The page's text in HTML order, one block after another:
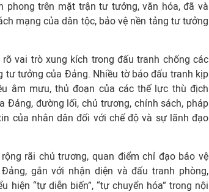
phong trên mặt trận tư tưởng, văn hóa, đã và
mạng của dân tộc, bảo vệ nền tảng tư tưởng
vai trò xung kích trong đấu tranh chống các
tư tưởng của Đảng. Nhiều tờ báo đấu tranh kịp
âm mưu, thủ đoạn của các thế lực thù địch
Đảng, đường lối, chủ trương, chính sách, pháp
của nhân dân đối với chế độ và sự lãnh đạo
rãi chủ trương, quan điểm chỉ đạo bảo vệ
gắn với nhận diện và đấu tranh phòng,
“tự diễn biến”, “tự chuyển hóa” trong nội